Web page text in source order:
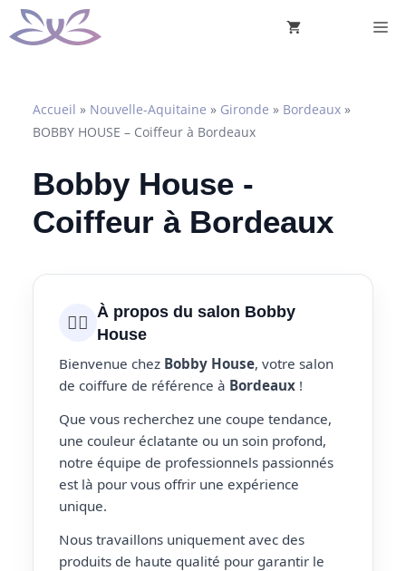
Aller
au
Accueil » Nouvelle-Aquitaine » Gironde » Bordeaux »
BOBBY HOUSE – Coiffeur à Bordeaux
Bobby House -
Coiffeur à Bordeaux
💇‍♀️ À propos du salon Bobby
House
Bienvenue chez Bobby House, votre salon
de coiffure de référence à Bordeaux !
Que vous recherchez une coupe tendance,
une couleur éclatante ou un soin profond,
notre équipe de professionnels passionnés
est là pour vous offrir une expérience
unique.
Nous travaillons uniquement avec des
produits de haute qualité pour garantir le